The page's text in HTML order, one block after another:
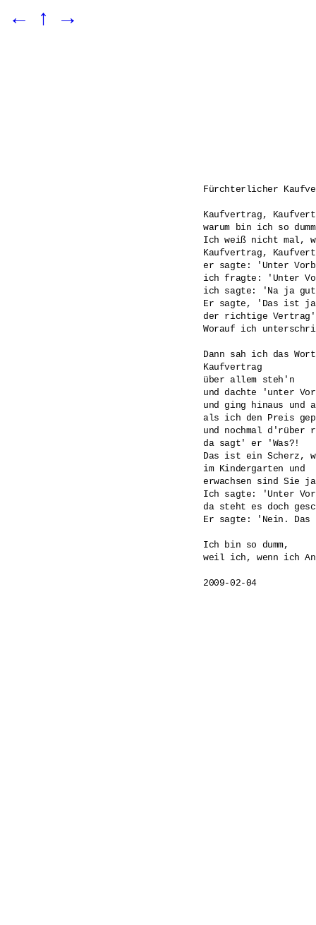
← ↑ →
Fürchterlicher
Kaufvertrag,
warum bin ich so
Ich weiß nicht mal,
Kaufvertrag,
er sagte: 'Unter
ich fragte: 'Unter
ich sagte: 'Na ja
Er sagte, 'Das ist
der richtige
Worauf ich
Dann sah ich das Wort
Kaufvertrag
über allem steh'n
und dachte 'unter
und ging hinaus und
als ich den Preis
und nochmal
da sagt' er 'Was?!
Das ist ein
im Kindergarten und
erwachsen sind Sie
Ich sagte: 'Unter
da steht es doch
Er sagte: 'Nein.
Ich bin so dumm,
weil ich, wenn ich
2009-02-04